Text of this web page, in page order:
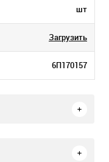
шт
Загрузить
6П170157